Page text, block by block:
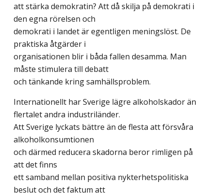
att stärka demokratin? Att då skilja på demokrati i
den egna rörelsen och
demokrati i landet är egentligen meningslöst. De
praktiska åtgärder i
organisationen blir i båda fallen desamma. Man
måste stimulera till debatt
och tänkande kring samhällsproblem.
Internationellt har Sverige lägre alkoholskador än
flertalet andra industriländer.
Att Sverige lyckats bättre än de flesta att försvåra
alkoholkonsumtionen
och därmed reducera skadorna beror rimligen på
att det finns
ett samband mellan positiva nykterhetspolitiska
beslut och det faktum att